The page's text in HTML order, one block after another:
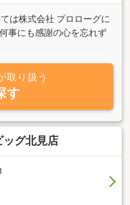
は株式会社 プロローグに
事にも感謝の心を忘れず
取り扱う
す
グ北見店